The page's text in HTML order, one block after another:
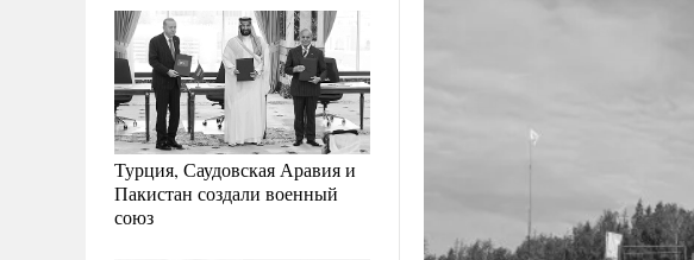
Турция, Саудовская Аравия и
Пакистан создали военный
союз